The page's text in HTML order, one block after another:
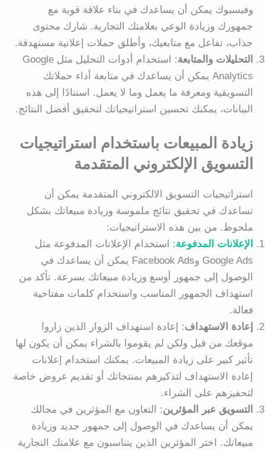
وفيسبوك يمكن أن يساعدك في بناء علاقة قوية مع
جمهورك وزيادة الوعي بعلامتك التجارية. شارك محتوى
جذاب، تفاعل مع متابعيك، وأطلق حملات إعلانية مستهدفة.
التحليلات والمتابعة
: استخدام أدوات التحليل مثل Google
Analytics يمكن أن يساعدك في متابعة أداء حملاتك
التسويقية ومعرفة ما يعمل وما لا يعمل. استنادًا إلى هذه
البيانات، يمكنك تحسين استراتيجياتك لتحقيق أفضل النتائج.
زيادة المبيعات باستخدام استراتيجيات
التسويق الإلكتروني المتقدمة
استراتيجيات التسويق الالكتروني المتقدمة يمكن أن
تساعدك في تحقيق نتائج ملموسة وزيادة مبيعاتك بشكل
ملحوظ. من بين هذه الاستراتيجيات:
الإعلانات المدفوعة: استخدام الإعلانات المدفوعة مثل
Google Ads وFacebook Ads يمكن أن يساعدك في
الوصول إلى جمهور أوسع وزيادة مبيعاتك بسرعة. تأكد من
استهداف الجمهور المناسب واستخدام كلمات مفتاحية
فعالة.
إعادة الاستهداف: إعادة استهداف الزوار الذين زاروا
موقعك من قبل ولكن لم يقوموا بالشراء يمكن أن يكون لها
تأثير كبير على زيادة المبيعات. يمكنك استخدام إعلانات
إعادة الاستهداف لتذكيرهم بمنتجاتك أو تقديم عروض خاصة
لتحفيزهم على الشراء.
التسويق عبر المؤثرين: التعاون مع المؤثرين في مجالك
يمكن أن يساعدك في الوصول إلى جمهور جديد وزيادة
مبيعاتك. اختر المؤثرين الذين يتناسبون مع علامتك التجارية